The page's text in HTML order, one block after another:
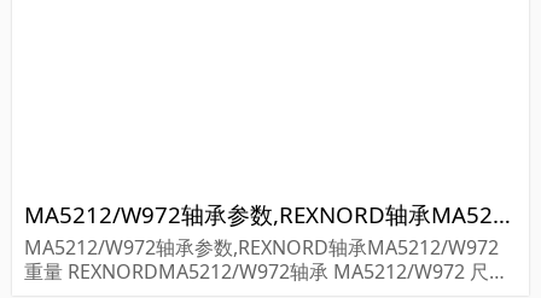
MA5212/W972轴承参数,REXNORD轴承MA5212/W972重量
MA5212/W972轴承参数,REXNORD轴承MA5212/W972
重量 REXNORDMA5212/W972轴承 MA5212/W972 尺寸